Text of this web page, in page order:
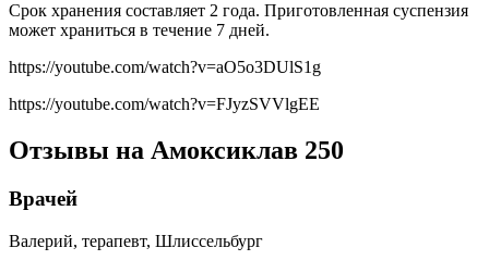
Срок хранения составляет 2 года. Приготовленная суспензия
может храниться в течение 7 дней.
https://youtube.com/watch?v=aO5o3DUlS1g
https://youtube.com/watch?v=FJyzSVVlgEE
Отзывы на Амоксиклав 250
Врачей
Валерий, терапевт, Шлиссельбург